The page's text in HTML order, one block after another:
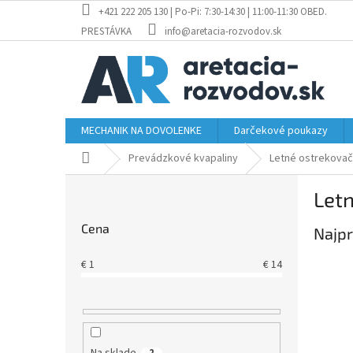
obsah
+421 222 205 130 | Po-Pi: 7:30-14:30 | 11:00-11:30 OBED.
PRESTÁVKA
info@aretacia-rozvodov.sk
MECHANIK NA DOVOLENKE Darčekové poukazy
DomovPrevádzkové kvapaliny Letné
Cena
€1 €14